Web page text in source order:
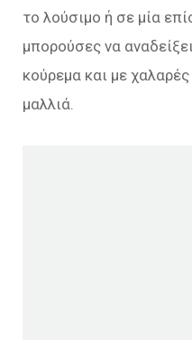
το λούσιμο ή σε μία
μπορούσες να
κούρεμα και με
μαλλιά.